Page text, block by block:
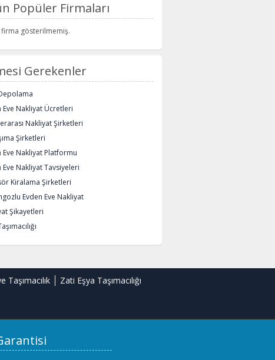
Popüler Firmaları
gösterilmemiş.
Gerekenler
Eve Nakliyat Ücretleri
Nakliyat Şirketleri
Şirketleri
Eve Nakliyat Platformu
Eve Nakliyat Tavsiyeleri
Kiralama Şirketleri
Evden Eve Nakliyat
Şikayetleri
Taşımacılık Zati Eşya Taşımacılığı